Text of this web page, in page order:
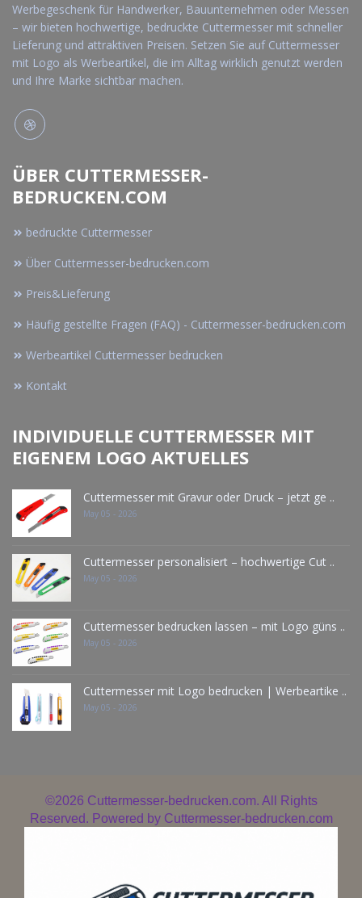
Werbegeschenk für Handwerker, Bauunternehmen oder Messen
– wir bieten hochwertige, bedruckte Cuttermesser mit schneller
Lieferung und attraktiven Preisen. Setzen Sie auf Cuttermesser
mit Logo als Werbeartikel, die im Alltag wirklich genutzt werden
und Ihre Marke sichtbar machen.
ÜBER CUTTERMESSER-
BEDRUCKEN.COM
bedruckte Cuttermesser
Über Cuttermesser-bedrucken.com
Preis&Lieferung
Häufig gestellte Fragen (FAQ) - Cuttermesser-bedrucken.com
Werbeartikel Cuttermesser bedrucken
Kontakt
INDIVIDUELLE CUTTERMESSER MIT
EIGENEM LOGO AKTUELLES
Cuttermesser mit Gravur oder Druck – jetzt ge ..
May 05 - 2026
Cuttermesser personalisiert – hochwertige Cut ..
May 05 - 2026
Cuttermesser bedrucken lassen – mit Logo güns ..
May 05 - 2026
Cuttermesser mit Logo bedrucken | Werbeartike ..
May 05 - 2026
©2026 Cuttermesser-bedrucken.com. All Rights
Reserved. Powered by Cuttermesser-bedrucken.com